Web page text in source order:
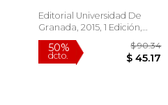
Alhambra)
(coord.) Hernández
Bermejo
Editorial Universidad De
Granada, 2015, 1 Edición,
Tapa Blanda, Nuevo